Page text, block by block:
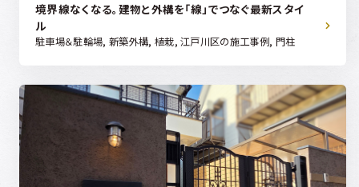
境界線なくなる。建物と外構を「線」でつなぐ最新スタイ
ル
駐車場＆駐輪場, 新築外構, 植栽, 江戸川区の施工事例, 門柱